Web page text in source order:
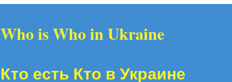
Who is Who in Ukraine
Кто есть Кто в Украине